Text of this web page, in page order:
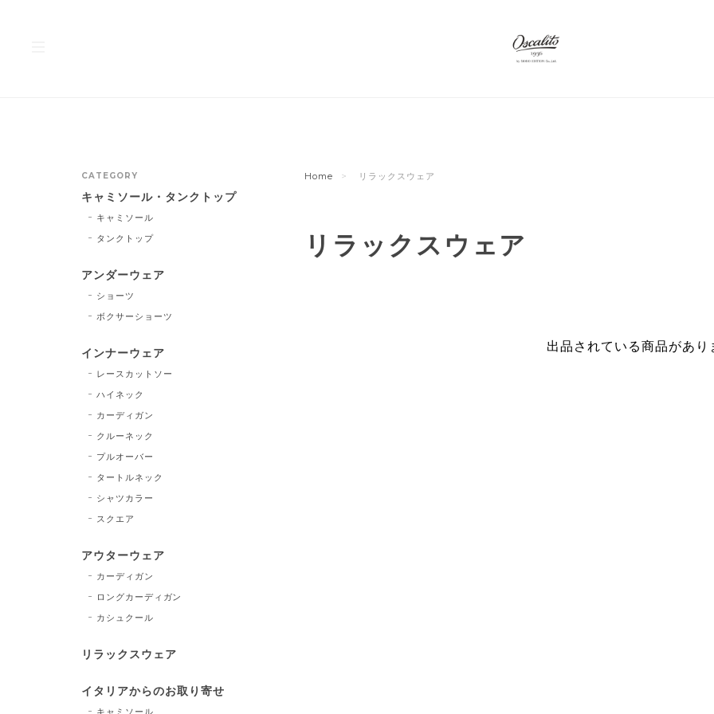
Home リラックスウェア
リラックスウェア
出品されている商品があり
CATEGORY
キャミソール・タンクトップ
キャミソール
タンクトップ
アンダーウェア
ショーツ
ボクサーショーツ
インナーウェア
レースカットソー
ハイネック
カーディガン
クルーネック
プルオーバー
タートルネック
シャツカラー
スクエア
アウターウェア
カーディガン
ロングカーディガン
カシュクール
リラックスウェア
イタリアからのお取り寄せ
キャミソール